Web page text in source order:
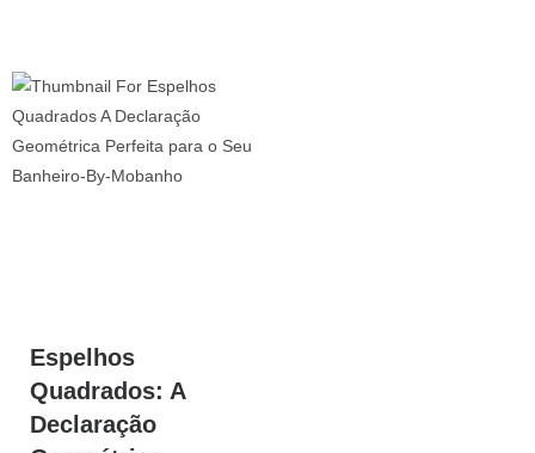
Espelhos
Quadrados: A
Declaração